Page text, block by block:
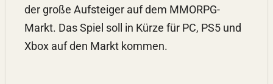
der große Aufsteiger auf dem MMORPG-
Markt. Das Spiel soll in Kürze für PC, PS5 und
Xbox auf den Markt kommen.